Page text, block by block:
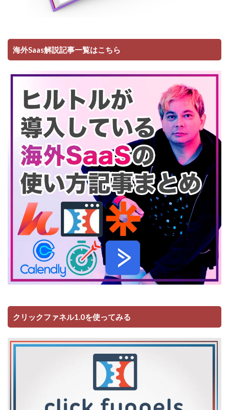
海外Saas解説記事一覧はこちら
クリックファネル1.0を使ってみる